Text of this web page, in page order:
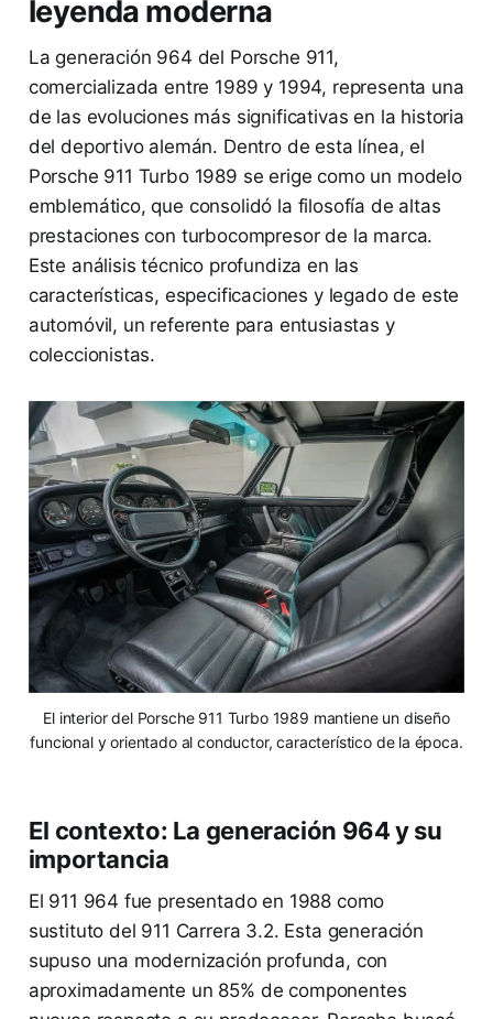
leyenda moderna
La generación 964 del Porsche 911,
comercializada entre 1989 y 1994, representa una
de las evoluciones más significativas en la historia
del deportivo alemán. Dentro de esta línea, el
Porsche 911 Turbo 1989 se erige como un modelo
emblemático, que consolidó la filosofía de altas
prestaciones con turbocompresor de la marca.
Este análisis técnico profundiza en las
características, especificaciones y legado de este
automóvil, un referente para entusiastas y
coleccionistas.
El interior del Porsche 911 Turbo 1989 mantiene un diseño
funcional y orientado al conductor, característico de la época.
El contexto: La generación 964 y su
importancia
El 911 964 fue presentado en 1988 como
sustituto del 911 Carrera 3.2. Esta generación
supuso una modernización profunda, con
aproximadamente un 85% de componentes